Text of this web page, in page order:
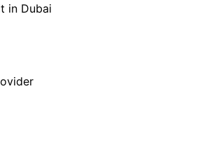
Forex Traders Summit in Dubai
Best B2B Liquidity Provider